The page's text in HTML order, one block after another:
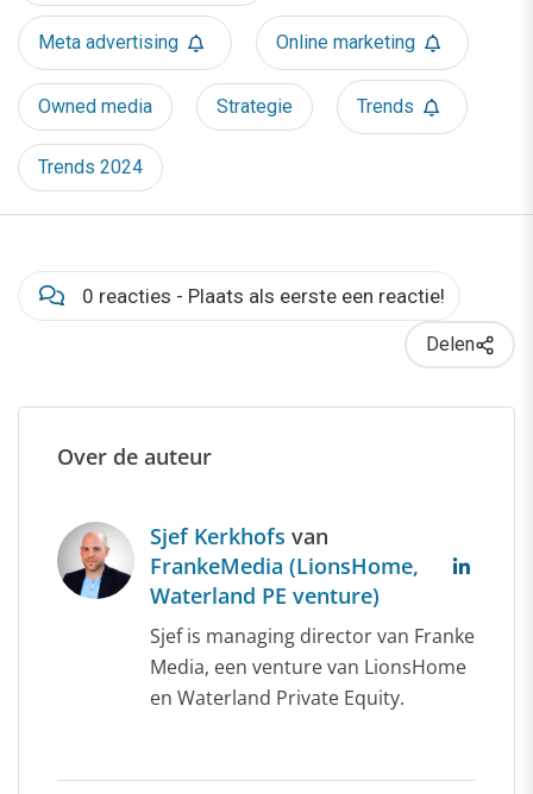
Meta advertising Online marketing
Owned media Strategie Trends
Trends 2024
0 reacties - Plaats als eerste een reactie!
Delen
Over de auteur
Sjef Kerkhofs van
FrankeMedia (LionsHome,
Waterland PE venture)
Sjef is managing director van Franke
Media, een venture van LionsHome
en Waterland Private Equity.